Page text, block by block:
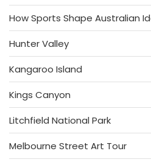
How Sports Shape Australian
Hunter Valley
Kangaroo Island
Kings Canyon
Litchfield National Park
Melbourne Street Art Tour